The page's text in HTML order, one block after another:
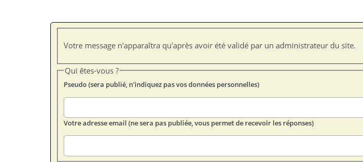
Votre message n'apparaîtra qu'après avoir été validé par un administrateur du site.
Qui êtes-vous ?
Pseudo (sera publié, n'indiquez pas vos données personnelles)
Votre adresse email (ne sera pas publiée, vous permet de recevoir les réponses)